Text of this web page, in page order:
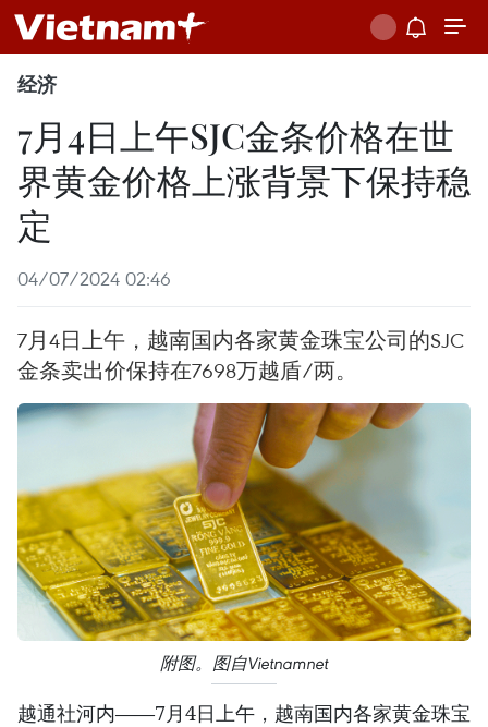
经济
7月4日上午SJC金条价格在世
界黄金价格上涨背景下保持稳
定
04/07/2024 02:46
7月4日上午，越南国内各家黄金珠宝公司的SJC
金条卖出价保持在7698万越盾/两。
附图。图自Vietnamnet
越通社河内——7月4日上午，越南国内各家黄金珠宝